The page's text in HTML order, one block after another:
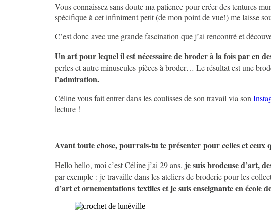
Vous connaissez sans doute ma patience pour créer des tentures
spécifique à cet infiniment petit (de mon point de vue!) me laisse
C’est donc avec une grande fascination que j’ai rencontré et
Un art pour lequel il est nécessaire de broder à la fois par en
perles et autre minuscules pièces à broder… Le résultat est une
l’admiration.
Céline vous fait entrer dans les coulisses de son travail via son
lecture !
Avant toute chose, pourrais-tu te présenter pour celles et ceux
Hello hello, moi c’est Céline j’ai 29 ans, je suis brodeuse d’art,
par exemple : je travaille dans les ateliers de broderie pour les
d’art et ornementations textiles et je suis enseignante en école